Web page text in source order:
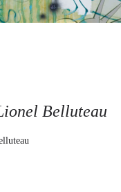
Belluteau